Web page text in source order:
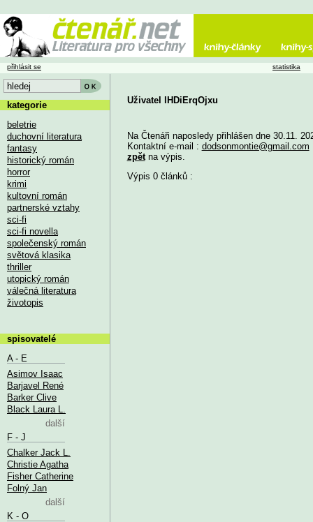
Uživatel lHDiErqOjxu
Na Čtenáři naposledy přihlášen dne 30.11.
Kontaktní e-mail : dodsonmontie@gmail.com
zpětna výpis.
Výpis 0 článků :
přihlásit se statistika
kategorie
beletrie
duchovní literatura
fantasy
historický román
horror
krimi
kultovní román
partnerské vztahy
sci-fi
sci-fi novella
společenský román
světová klasika
thriller
utopický román
válečná literatura
životopis
spisovatelé
A - E
Asimov Isaac
Barjavel René
Barker Clive
Black Laura L.
další
F - J
Chalker Jack L.
Christie Agatha
Fisher Catherine
Folný Jan
další
K - O